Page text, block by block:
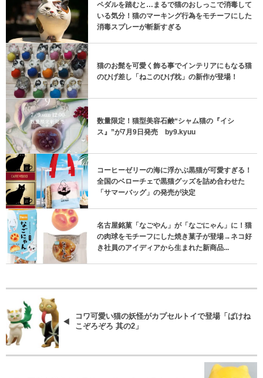
ペダルを踏むと…まるで猫のおしっこで消毒して
いる気分！猫のマーキング行為をモチーフにした
消毒スプレーが斬新すぎる
猫のお髭を可愛く飾る事でインテリアにもなる猫
のひげ差し「ねこのひげ枕」の新作が登場！
数量限定！猫型美容石鹸“シャム猫の『イシ
ス』”が7月9日発売 by9.kyuu
コーヒーゼリーの海に浮かぶ黒猫が可愛すぎる！
全国のベローチェで黒猫グッズを詰め合わせた
「サマーバッグ」の発売が決定
名古屋銘菓「なごやん」が「なごにゃん」に！猫
の肉球をモチーフにした焼き菓子が登場→ネコ好
き社員のアイディアから生まれた新商品...
コワ可愛い猫の妖怪がカプセルトイで登場「ばけね
こぞろぞろ 其の2」